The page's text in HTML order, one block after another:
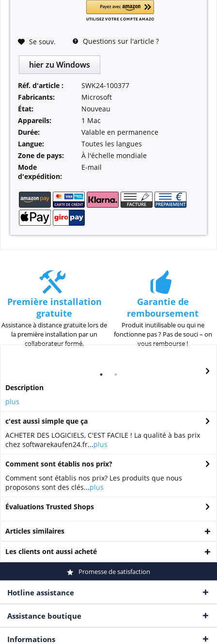
Se souv. Questions sur l'article ?
hier zu Windows
Réf. d'article :
SWK24-100377
Fabricants:
Microsoft
État:
Nouveau
Appareils:
1 Mac
Durée:
Valable en permanence
Langue:
Toutes les langues
Zone de pays:
À l'échelle mondiale
Mode
d'expédition:
E-mail
Première installation
gratuite
Assistance à distance gratuite lors de
la première installation par un
collaborateur formé.
Garantie de
remboursement
Produit inutilisable ou qui ne
fonctionne pas ? Pas de souci – on
vous rembourse !
Description
plus
c'est aussi simple que ça
ACHETER DES LOGICIELS, C'EST FACILE ! La qualité à bas prix
chez softwarekaufen24.fr...plus
Comment sont établis nos prix?
Comment sont établis nos prix? Les produits que nous
proposons sont des clés...plus
Évaluations Trusted Shops
Articles similaires
Les clients ont aussi acheté
Promesse de satisfaction
Hotline assistance
Assistance boutique
Informations